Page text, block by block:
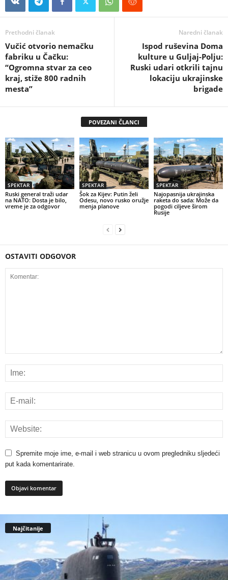
Prethodni članak
Vučić otvorio nemačku
fabriku u Čačku:
“Ogromna stvar za ceo
kraj, stiže 800 radnih
mesta”
Naredni članak
Ispod ruševina Doma
kulture u Guljaj-Polju:
Ruski udari otkrili tajnu
lokaciju ukrajinske
brigade
POVEZANI ČLANCI
SPEKTAR
Ruski general traži udar
na NATO: Dosta je bilo,
vreme je za odgovor
SPEKTAR
Šok za Kijev: Putin želi
Odesu, novo rusko oružje
menja planove
SPEKTAR
Najopasnija ukrajinska
raketa do sada: Može da
pogodi ciljeve širom
Rusije
OSTAVITI ODGOVOR
Spremite moje ime, e-mail i web stranicu u ovom pregledniku sljedeći
put kada komentarirate.
Najčitanije